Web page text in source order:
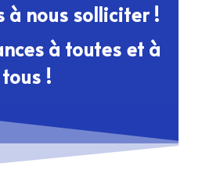
à nous solliciter !
à toutes et à
tous !